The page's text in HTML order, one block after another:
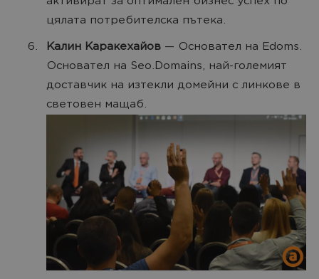
цялата потребителска пътека.
Калин Каракехайов — Основател на Edoms.
Основател на Seo.Domains, най-големият
доставчик на изтекли домейни с линкове в
световен мащаб.